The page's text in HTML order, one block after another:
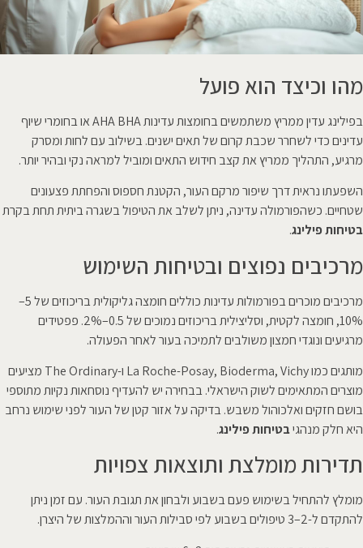
מהו וכיצד הוא פועל
בפילינג עדין ממריץ משתמשים בחומצות עדינות AHA BHA או בחומרי שיוף
עדינים כדי לשחרר שכבת קרום של תאים ישנים. בשילוב עם לחות ומסרק
מרגיע, התהליך ממריץ את קצב חידוש התאים ומוביל למראה נקי ובהיר יותר.
השפעתו נראית דרך שיפור מרקם העור, הקטנת חספוס והפחתת פצעונים
שטחיים. כשהפורמולה עדינה, ניתן לשלב את הטיפול בשגרה ביתית תחת בקרת
בטיחות פילינג.
מרכיבים נפוצים ובטיחות השימוש
מרכיבים מוכרים בפורמולות עדינות כוללים חומצה גליקולית בריכוזים של 5–
10%, חומצה לקטית, וסליצילית בריכוזים נמוכים של 0.5–2%. פפטידים
מרגיעים ונוגדי חמצון משולבים לתמיכה בעור לאחר הפעולה.
מותגים כמו La Roche-Posay, Bioderma, Vichy ו-The Ordinary מציעים
מוצרים המתאימים לשוק הישראלי. בבחירה יש להעדיף נוסחאות נקיות מתוספי
בושם חזקים ואלכוהול משבש. בדיקה על אזור קטן של העור לפני שימוש נרחב
היא חלק מנהגיבטיחות פילינג.
תדירות מומלצת ותוצאות צפויות
מומלץ להתחיל בשימוש פעם בשבוע ולבחון את תגובת העור. עם זמן ניתן
להתקדם ל-2–3 טיפולים בשבוע לפי סבילות העור וההמלצות של היצרן.